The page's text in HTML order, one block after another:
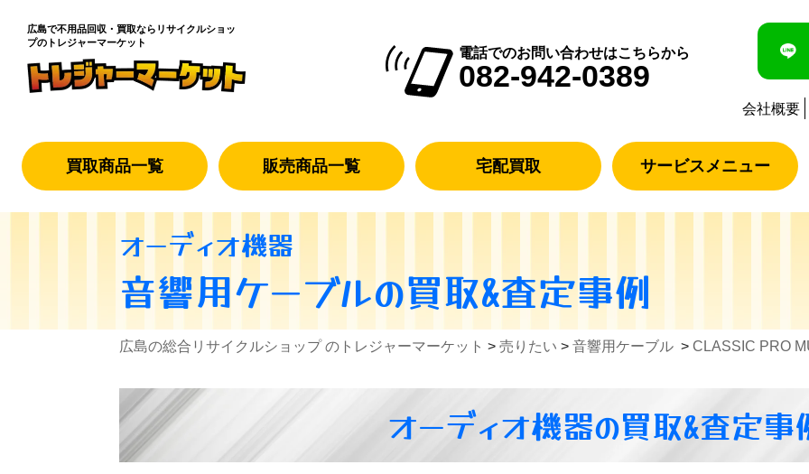
広島で不用品回収・買取なら リサイクルショッ
プのトレジャーマーケット
電話でのお問い合わせはこちらから
082-942-0389
会社概要
買取商品一覧 販売商品一覧 宅配買取 サービスメニュー
オーディオ機器
音響用ケーブルの買取&査定事例
広島の総合リサイクルショップ のトレジャーマーケット > 売りたい > 音響用ケーブル > CLASSIC PRO
オーディオ機器の買取&査定事